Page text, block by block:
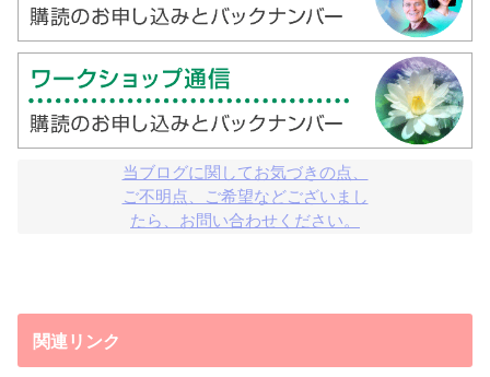
当ブログに関してお気づきの点、
ご不明点、ご希望などございまし
たら、お問い合わせください。
関連リンク